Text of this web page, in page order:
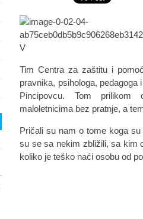
Tim Centra za zaštitu i
pravnika, psihologa, pedagoga
Pincipovcu. Tom prilikom
maloletnicima bez pratnje, a
Pričali su nam o tome koga
su se sa nekim zbližili, sa kim
koliko je teško naći osobu od